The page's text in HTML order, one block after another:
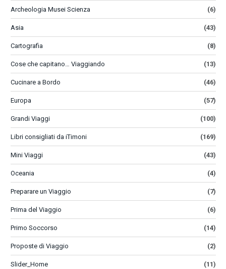
Archeologia Musei Scienza (6)
Asia (43)
Cartografia (8)
Cose che capitano… Viaggiando (13)
Cucinare a Bordo (46)
Europa (57)
Grandi Viaggi (100)
Libri consigliati da iTimoni (169)
Mini Viaggi (43)
Oceania (4)
Preparare un Viaggio (7)
Prima del Viaggio (6)
Primo Soccorso (14)
Proposte di Viaggio (2)
Slider_Home (11)